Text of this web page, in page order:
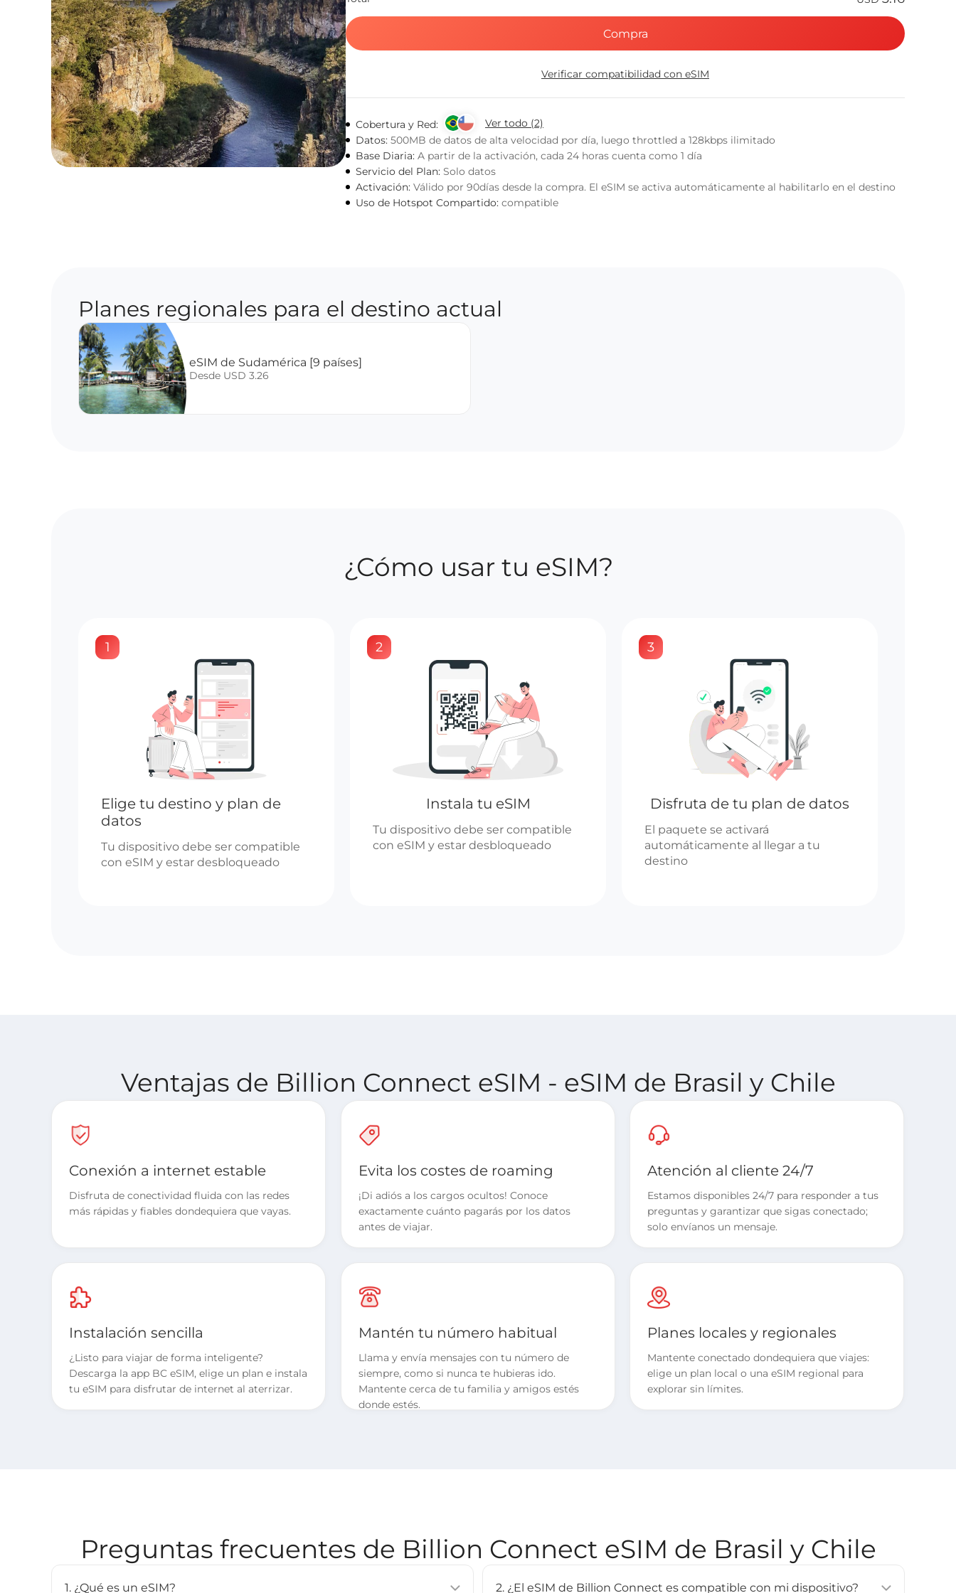
Compra
Verificar compatibilidad con eSIM
Cobertura y Red:
Ver todo (2)
Datos: 500MB de datos de alta velocidad por día, luego throttled a 128kbps ilimitado
Base Diaria: A partir de la activación, cada 24 horas cuenta como 1 día
Servicio del Plan: Solo datos
Activación: Válido por 90días desde la compra. El eSIM se activa automáticamente al habilitarlo en el destino
Uso de Hotspot Compartido: compatible
Planes regionales para el destino actual
eSIM de Sudamérica [9 países]
Desde USD 3.26
¿Cómo usar tu eSIM?
1
Elige tu destino y plan de
datos
Tu dispositivo debe ser compatible
con eSIM y estar desbloqueado
2
Instala tu eSIM
Tu dispositivo debe ser compatible
con eSIM y estar desbloqueado
3
Disfruta de tu plan de datos
El paquete se activará
automáticamente al llegar a tu
destino
Ventajas de Billion Connect eSIM - eSIM de Brasil y Chile
Conexión a internet estable
Disfruta de conectividad fluida con las redes
más rápidas y fiables dondequiera que vayas.
Evita los costes de roaming
¡Di adiós a los cargos ocultos! Conoce
exactamente cuánto pagarás por los datos
antes de viajar.
Atención al cliente 24/7
Estamos disponibles 24/7 para responder a tus
preguntas y garantizar que sigas conectado;
solo envíanos un mensaje.
Instalación sencilla
¿Listo para viajar de forma inteligente?
Descarga la app BC eSIM, elige un plan e instala
tu eSIM para disfrutar de internet al aterrizar.
Mantén tu número habitual
Llama y envía mensajes con tu número de
siempre, como si nunca te hubieras ido.
Mantente cerca de tu familia y amigos estés
donde estés.
Planes locales y regionales
Mantente conectado dondequiera que viajes:
elige un plan local o una eSIM regional para
explorar sin límites.
Preguntas frecuentes de Billion Connect eSIM de Brasil y Chile
1. ¿Qué es un eSIM? 2. ¿El eSIM de Billion Connect es compatible con mi dispositivo?